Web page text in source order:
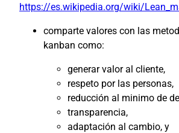
https://es.wikipedia.org/wiki/
comparte valores con las
kanban como:
generar valor al cliente,
respeto por las personas,
reducción al minimo de
transparencia,
adaptación al cambio, y